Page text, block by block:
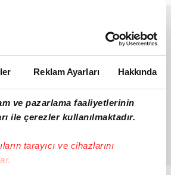
Reklam Ayarları Hakkında
ve pazarlama faaliyetlerinin
ile çerezler kullanılmaktadır.
tarayıcı ve cihazlarını